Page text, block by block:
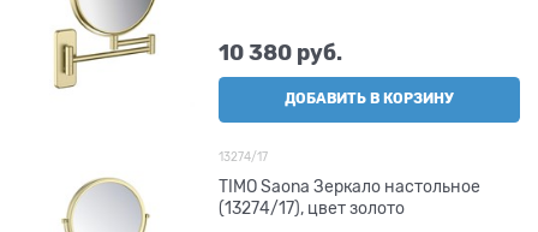
10 380 руб.
ДОБАВИТЬ В КОРЗИНУ
13274/17
TIMO Saona Зеркало настольное
(13274/17), цвет золото